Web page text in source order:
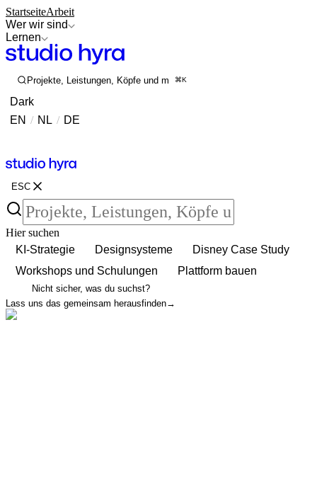
StartseiteArbeit
Wer wir sind
Lernen
Projekte, Leistungen, Köpfe und mehr durchsuchen
⌘K
Dark
EN / NL / DE
ESC
Hier suchen
KI-Strategie
Designsysteme
Disney Case Study
Workshops und Schulungen
Plattform bauen
Nicht sicher, was du suchst?
Lass uns das gemeinsam herausfinden→